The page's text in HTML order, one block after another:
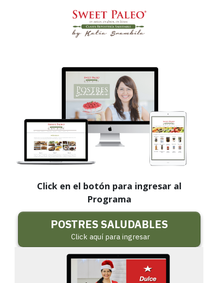
Click en el botón para ingresar al
Programa
POSTRES SALUDABLES
Click aquí para ingresar